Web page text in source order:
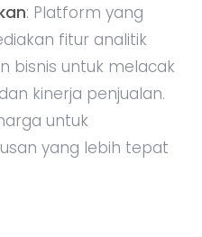
: Platform yang
fitur analitik
bisnis untuk melacak
kinerja penjualan.
untuk
yang lebih tepat